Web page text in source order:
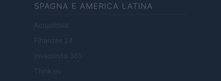
SPAGNA E AMERICA LATINA
Actualidad
Finanzas 24
Investindo 365
Think.es